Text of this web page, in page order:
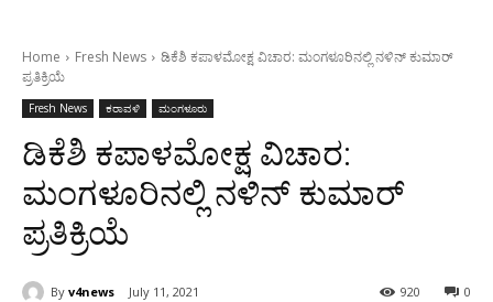
Home Fresh News
ಡಿಕೆಶಿ ಕಪಾಳಮೋಕ್ಷ ವಿಚಾರ: ಮಂಗಳೂರಿನಲ್ಲಿ ನಳಿನ್ ಕುಮಾರ್
ಪ್ರತಿಕ್ರಿಯೆ
Fresh News ಕರಾವಳಿ ಮಂಗಳೂರು
ಡಿಕೆಶಿ ಕಪಾಳಮೋಕ್ಷ ವಿಚಾರ:
ಮಂಗಳೂರಿನಲ್ಲಿ ನಳಿನ್ ಕುಮಾರ್
ಪ್ರತಿಕ್ರಿಯೆ
By v4news July 11, 2021 0
920